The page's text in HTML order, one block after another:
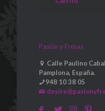
Pasión y Fresas
Calle Paulino
Pamplona, España.
948 10 38 05